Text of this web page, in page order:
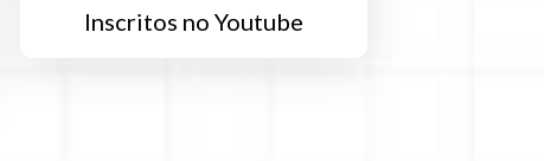
Inscritos no Youtube